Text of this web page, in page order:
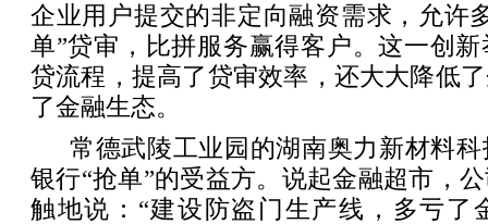
企业用户提交的非定向融资需求，允许
单”贷审，比拼服务赢得客户。这一创
贷流程，提高了贷审效率，还大大降低
了金融生态。
常德武陵工业园的湖南奥力新材料
银行“抢单”的受益方。说起金融超市，
触地说：“建设防盗门生产线，多亏了